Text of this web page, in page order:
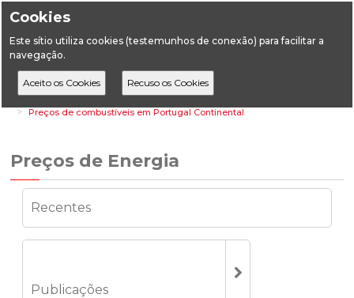
Cookies
Este sítio utiliza cookies (testemunhos de conexão) para facilitar a
navegação.
HomeEstatística Energia
Preços de Energia
Preços de combustíveis em Portugal Continental
Preços de Energia
Recentes
Publicações